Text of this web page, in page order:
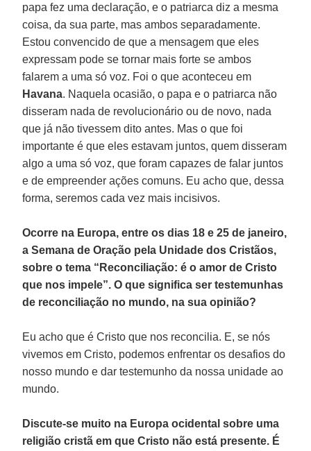
papa fez uma declaração, e o patriarca diz a mesma
coisa, da sua parte, mas ambos separadamente.
Estou convencido de que a mensagem que eles
expressam pode se tornar mais forte se ambos
falarem a uma só voz. Foi o que aconteceu em
Havana. Naquela ocasião, o papa e o patriarca não
disseram nada de revolucionário ou de novo, nada
que já não tivessem dito antes. Mas o que foi
importante é que eles estavam juntos, quem disseram
algo a uma só voz, que foram capazes de falar juntos
e de empreender ações comuns. Eu acho que, dessa
forma, seremos cada vez mais incisivos.
Ocorre na Europa, entre os dias 18 e 25 de janeiro,
a Semana de Oração pela Unidade dos Cristãos,
sobre o tema “Reconciliação: é o amor de Cristo
que nos impele”. O que significa ser testemunhas
de reconciliação no mundo, na sua opinião?
Eu acho que é Cristo que nos reconcilia. E, se nós
vivemos em Cristo, podemos enfrentar os desafios do
nosso mundo e dar testemunho da nossa unidade ao
mundo.
Discute-se muito na Europa ocidental sobre uma
religião cristã em que Cristo não está presente. É